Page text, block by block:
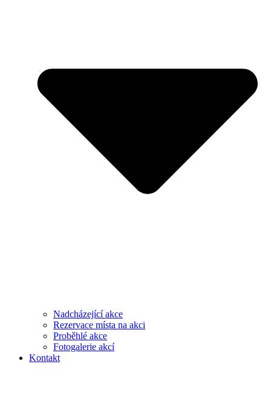
Nadcházející akce
Rezervace místa na akci
Proběhlé akce
Fotogalerie akcí
Kontakt